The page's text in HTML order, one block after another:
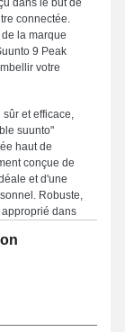
dans le but de
connectée.
la marque
9 Peak
votre
et efficace,
suunto"
haut de
conçue de
et d'une
Robuste,
dans
connecté,
aux
conforme avec
Suunto 9
marque Suunto.